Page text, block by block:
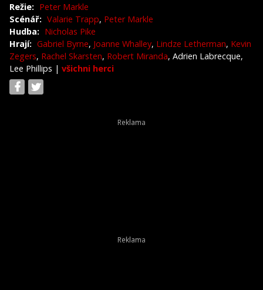
Režie: Peter Markle
Scénář: Valarie Trapp, Peter Markle
Hudba: Nicholas Pike
Hrají: Gabriel Byrne, Joanne Whalley, Lindze Letherman, Kevin
Zegers, Rachel Skarsten, Robert Miranda, Adrien Labrecque,
Lee Phillips | všichni herci